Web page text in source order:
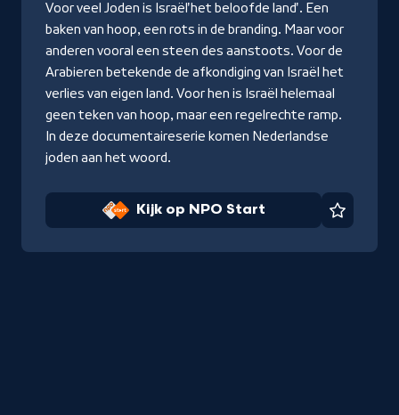
op
NPO
Start
Voor veel Joden is Israël 'het beloofde land'. Een
baken van hoop, een rots in de branding. Maar voor
anderen vooral een steen des aanstoots. Voor de
Arabieren betekende de afkondiging van Israël het
verlies van eigen land. Voor hen is Israël helemaal
geen teken van hoop, maar een regelrechte ramp.
In deze documentaireserie komen Nederlandse
joden aan het woord.
Kijk op NPO Start